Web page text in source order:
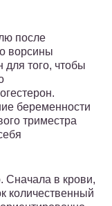
после
ворсины
того, чтобы
беременности
триместра
Сначала в крови,
количественный